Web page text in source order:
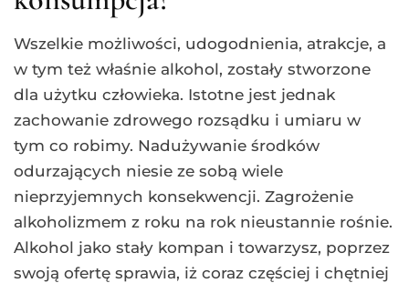
Wszelkie możliwości, udogodnienia, atrakcje, a
w tym też właśnie alkohol, zostały stworzone
dla użytku człowieka. Istotne jest jednak
zachowanie zdrowego rozsądku i umiaru w
tym co robimy. Nadużywanie środków
odurzających niesie ze sobą wiele
nieprzyjemnych konsekwencji. Zagrożenie
alkoholizmem z roku na rok nieustannie rośnie.
Alkohol jako stały kompan i towarzysz, poprzez
swoją ofertę sprawia, iż coraz częściej i chętniej